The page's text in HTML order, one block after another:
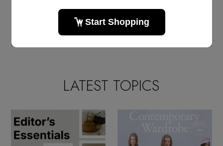
を楽しむ「エブール」の最新コレクシ
ョン
LATEST TOPICS